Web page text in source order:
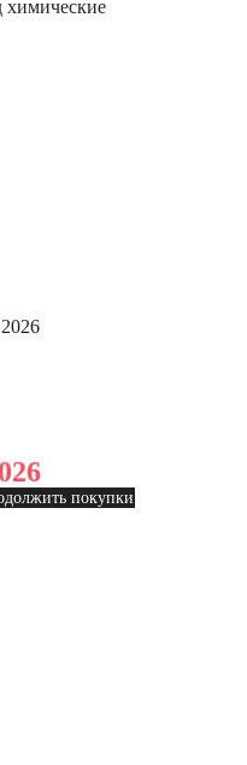
химические
покупки